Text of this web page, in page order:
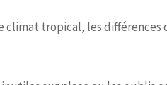
tropical, les différences